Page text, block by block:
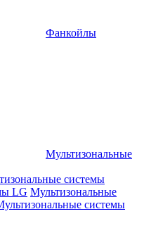
Фанкойлы
Мультизональные
системы
LG Мультизональные
системы